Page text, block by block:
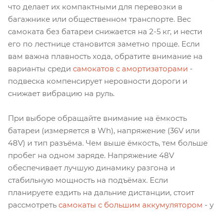
что делает их компактными для перевозки в
багажнике или общественном транспорте. Вес
самоката без батареи снижается на 2-5 кг, и нести
его по лестнице становится заметно проще. Если
вам важна плавность хода, обратите внимание на
варианты среди самокатов с амортизаторами -
подвеска компенсирует неровности дороги и
снижает вибрацию на руль.
При выборе обращайте внимание на ёмкость
батареи (измеряется в Wh), напряжение (36V или
48V) и тип разъёма. Чем выше ёмкость, тем больше
пробег на одном заряде. Напряжение 48V
обеспечивает лучшую динамику разгона и
стабильную мощность на подъёмах. Если
планируете ездить на дальние дистанции, стоит
рассмотреть самокаты с большим аккумулятором - у